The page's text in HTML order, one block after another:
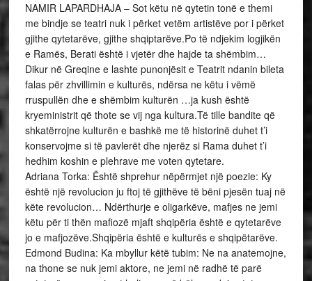
NAMIR LAPARDHAJA – Sot këtu në qytetin tonë e themi
me bindje se teatri nuk i përket vetëm artistëve por i përket
gjithe qytetarëve, gjithe shqiptarëve.Po të ndjekim logjikën
e Ramës, Berati është i vjetër dhe hajde ta shëmbim…
Dikur në Greqine e lashte punonjësit e Teatrit ndanin bileta
falas për zhvillimin e kulturës, ndërsa ne këtu i vëmë
rruspullën dhe e shëmbim kulturën …ja kush është
kryeministrit që thote se vij nga kultura.Të tille bandite që
shkatërrojne kulturën e bashkë me të historinë duhet t’i
konservojme si të pavlerët dhe njerëz si Rama duhet t’i
hedhim koshin e plehrave me voten qytetare.
Adriana Torka: Është shprehur nëpërmjet një poezie: Ky
është një revolucion ju ftoj të gjithëve të bëni pjesën tuaj në
këte revolucion… Ndërthurje e oligarkëve, mafjes ne jemi
këtu për ti thën mafiozë mjaft shqipëria është e qytetarëve
jo e mafjozëve.Shqipëria është e kulturës e shqipëtarëve.
Edmond Budina: Ka mbyllur këtë tubim: Ne na anatemojne,
na thone se nuk jemi aktore, ne jemi në radhë të parë